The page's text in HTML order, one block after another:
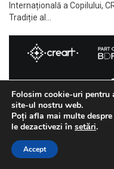
Internațională a Copilului,
Tradiție al...
Folosim cookie-uri pentru
site-ul nostru web.
Poți afla mai multe
le dezactivezi în setări.
Accept